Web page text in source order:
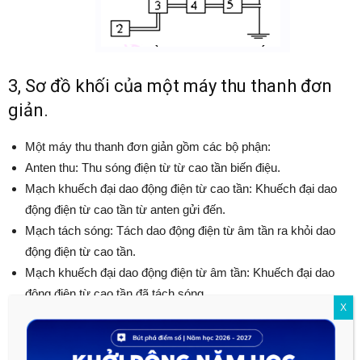
3, Sơ đồ khối của một máy thu thanh đơn
giản.
Một máy thu thanh đơn giản gồm các bộ phận:
Anten thu: Thu sóng điện từ từ cao tần biến điệu.
Mạch khuếch đại dao động điện từ cao tần: Khuếch đại dao
động điện từ cao tần từ anten gửi đến.
Mạch tách sóng: Tách dao động điện từ âm tần ra khỏi dao
động điện từ cao tần.
Mạch khuếch đại dao động điện từ âm tần: Khuếch đại dao
động điện từ cao tần đã tách sóng.
X